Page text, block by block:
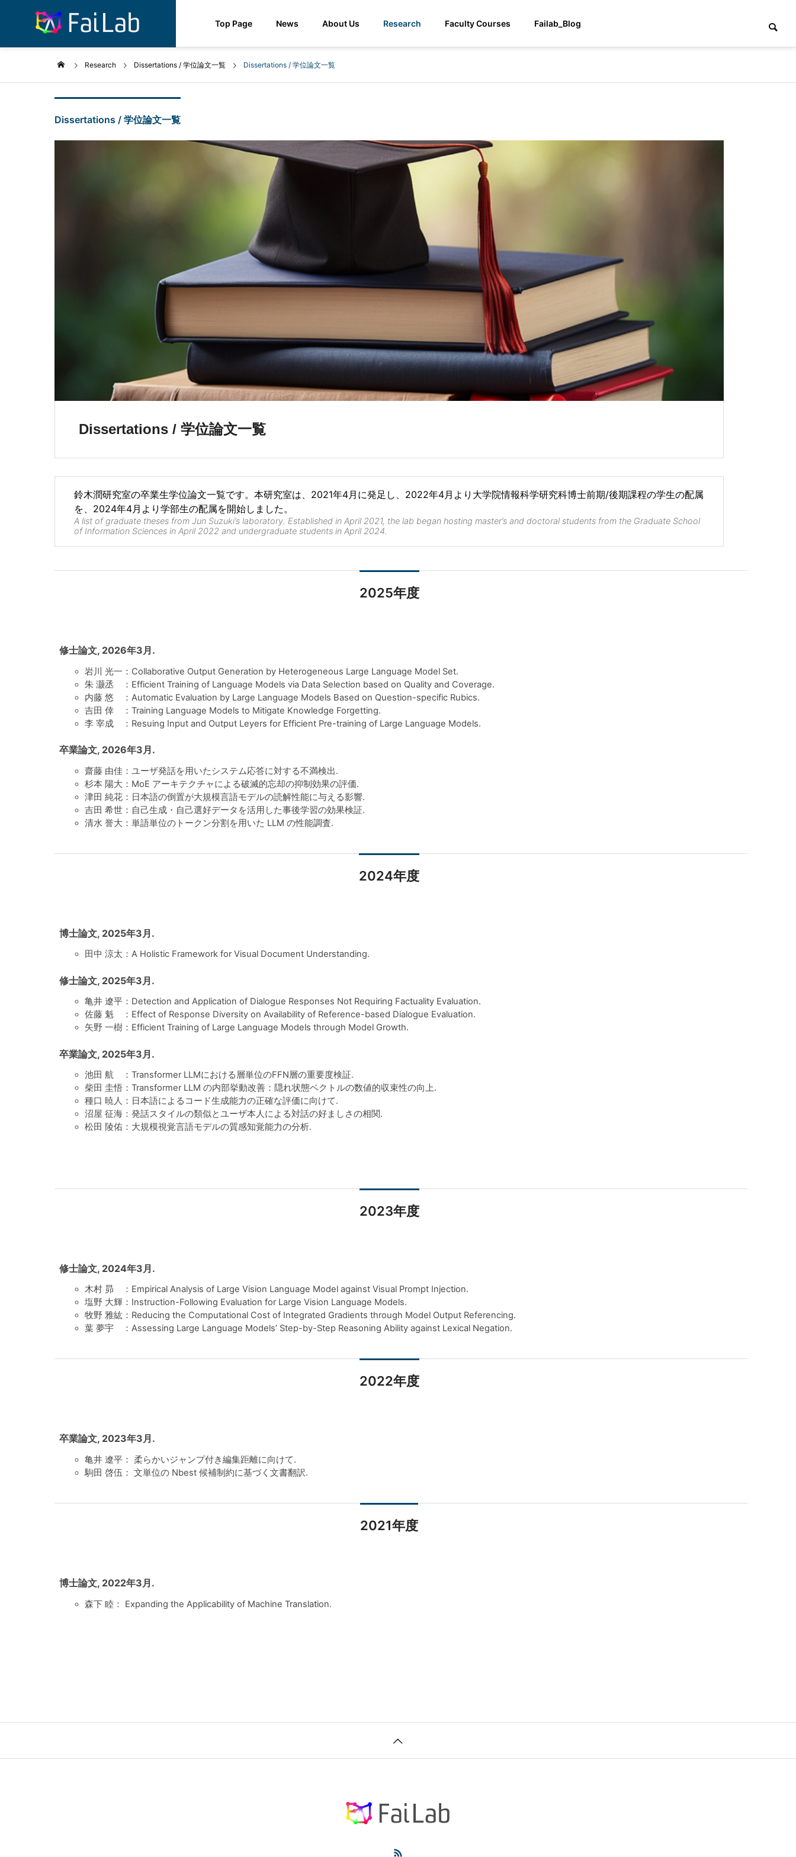
Top Page News About Us Research Faculty Courses Failab_Blog
Research Dissertations / 学位論文一覧 Dissertations / 学位論文一覧
Dissertations / 学位論文一覧
Dissertations / 学位論文一覧
鈴木潤研究室の卒業生学位論文一覧です。本研究室は、2021年4月に発足し、2022年4月より大学院情報科学研究科博士前期/後期課程の学生の配属
を、2024年4月より学部生の配属を開始しました。
A list of graduate theses from Jun Suzuki’s laboratory. Established in April 2021, the lab began hosting master’s and doctoral students from the Graduate School
of Information Sciences in April 2022 and undergraduate students in April 2024.
2025年度
修士論文, 2026年3月.
岩川 光一：Collaborative Output Generation by Heterogeneous Large Language Model Set.
朱 灏丞 ：Efficient Training of Language Models via Data Selection based on Quality and Coverage.
内藤 悠 ：Automatic Evaluation by Large Language Models Based on Question-specific Rubics.
吉田 倖 ：Training Language Models to Mitigate Knowledge Forgetting.
李 宰成 ：Resuing Input and Output Leyers for Efficient Pre-training of Large Language Models.
卒業論文, 2026年3月.
齋藤 由佳：ユーザ発話を用いたシステム応答に対する不満検出.
杉本 陽大：MoE アーキテクチャによる破滅的忘却の抑制効果の評価.
津田 純花：日本語の倒置が大規模言語モデルの読解性能に与える影響.
吉田 希世：自己生成・自己選好データを活用した事後学習の効果検証.
清水 誉大：単語単位のトークン分割を用いた LLM の性能調査.
2024年度
博士論文, 2025年3月.
田中 涼太：A Holistic Framework for Visual Document Understanding.
修士論文, 2025年3月.
亀井 遼平：Detection and Application of Dialogue Responses Not Requiring Factuality Evaluation.
佐藤 魁 ：Effect of Response Diversity on Availability of Reference-based Dialogue Evaluation.
矢野 一樹：Efficient Training of Large Language Models through Model Growth.
卒業論文, 2025年3月.
池田 航 ：Transformer LLMにおける層単位のFFN層の重要度検証.
柴田 圭悟：Transformer LLM の内部挙動改善：隠れ状態ベクトルの数値的収束性の向上.
種口 暁人：日本語によるコード生成能力の正確な評価に向けて.
沼屋 征海：発話スタイルの類似とユーザ本人による対話の好ましさの相関.
松田 陵佑：大規模視覚言語モデルの質感知覚能力の分析.
2023年度
修士論文, 2024年3月.
木村 昴 ：Empirical Analysis of Large Vision Language Model against Visual Prompt Injection.
塩野 大輝：Instruction-Following Evaluation for Large Vision Language Models.
牧野 雅紘：Reducing the Computational Cost of Integrated Gradients through Model Output Referencing.
葉 夢宇 ：Assessing Large Language Models’ Step-by-Step Reasoning Ability against Lexical Negation.
2022年度
卒業論文, 2023年3月.
亀井 遼平： 柔らかいジャンプ付き編集距離に向けて.
駒田 啓伍： 文単位の Nbest 候補制約に基づく文書翻訳.
2021年度
博士論文, 2022年3月.
森下 睦： Expanding the Applicability of Machine Translation.